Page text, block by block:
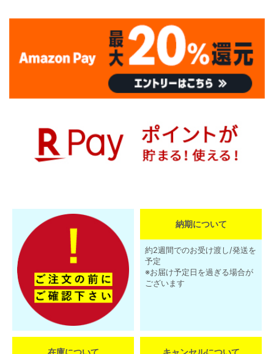
納期について
約2週間でのお受け渡し/発送を
予定
※お届け予定日を過ぎる場合が
ございます
在庫について キャンセルについて